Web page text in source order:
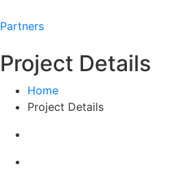
Partners
Project Details
Home
Project Details